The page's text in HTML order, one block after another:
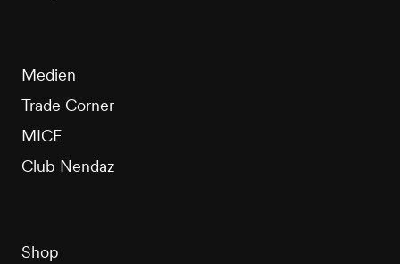
Medien
Trade Corner
MICE
Club Nendaz
Shop